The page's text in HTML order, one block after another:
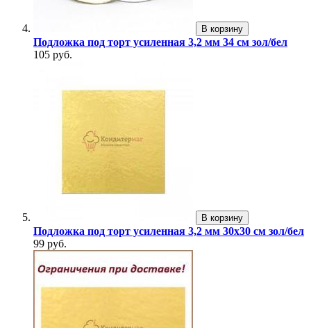
В корзину
Подложка под торт усиленная 3,2 мм 34 см зол/бел
105 руб.
В корзину
Подложка под торт усиленная 3,2 мм 30х30 см зол/бел
99 руб.